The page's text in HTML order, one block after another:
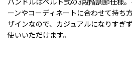
ーンやコーディネートに合わせて持ち
ザインなので、カジュアルになりすぎ
使いいただけます。